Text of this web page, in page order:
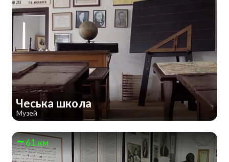
Чеська школа
Музей
61 км